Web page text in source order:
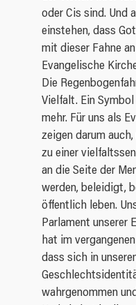
oder Cis sind. Und
einstehen, dass
mit dieser Fahne
Evangelische
Die
Vielfalt. Ein
mehr. Für uns als
zeigen darum
zu einer
an die Seite der
werden, beleidigt,
öffentlich leben.
Parlament unserer
hat im
dass sich in
wahrgenommen